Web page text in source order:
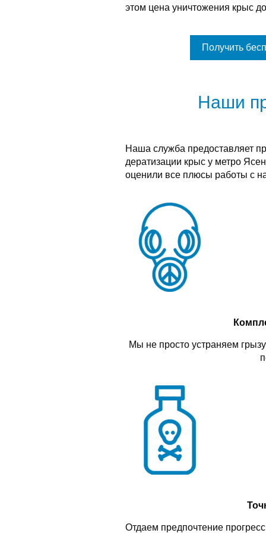
этом цена уничтожения крыс
Получить
Наши
Наша служба предоставляет
дератизации крыс у метро
оценили все плюсы работы с
Мы не просто устраняем
Отдаем предпочтение